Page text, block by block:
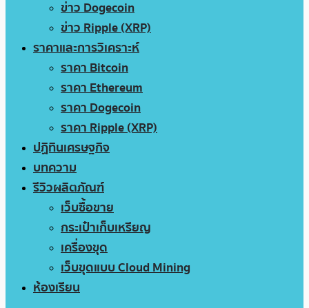
ข่าว Dogecoin
ข่าว Ripple (XRP)
ราคาและการวิเคราะห์
ราคา Bitcoin
ราคา Ethereum
ราคา Dogecoin
ราคา Ripple (XRP)
ปฏิทินเศรษฐกิจ
บทความ
รีวิวผลิตภัณฑ์
เว็บซื้อขาย
กระเป๋าเก็บเหรียญ
เครื่องขุด
เว็บขุดแบบ Cloud Mining
ห้องเรียน